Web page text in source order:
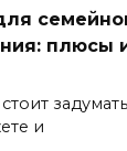
плюсы
и